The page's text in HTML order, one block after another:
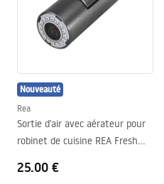
Nouveauté
Rea
Sortie d'air avec aérateur pour
robinet de cuisine REA Fresh
25.00 €